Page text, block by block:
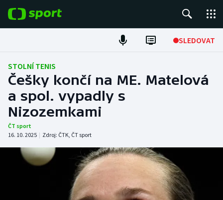
SLEDOVAT
Fotbal
Hokej
Tenis
Atletika
Cyklistika
STOLNÍ TENIS
Češky končí na ME. Matelová
a spol. vypadly s
Nizozemkami
ČT sport
16. 10. 2025 | Zdroj: ČTK, ČT sport